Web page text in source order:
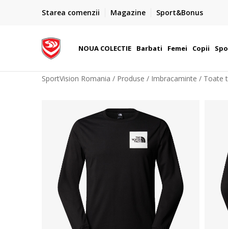
Starea comenzii Magazine Sport&Bonus
Plateste cu cardul in siguranta prin WSPay - Visa,
NOUA COLECTIE Barbati Femei Copii
SportVision Romania Produse Imbracaminte Toate